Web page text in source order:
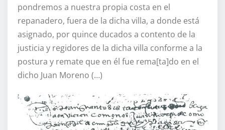
pondremos a nuestra propia costa en el
repanadero, fuera de la dicha villa, a donde está
asignado, por quince ducados a contento de la
justicia y regidores de la dicha villa conforme a la
postura y remate que en él fue rema[ta]do en el
dicho Juan Moreno (…)